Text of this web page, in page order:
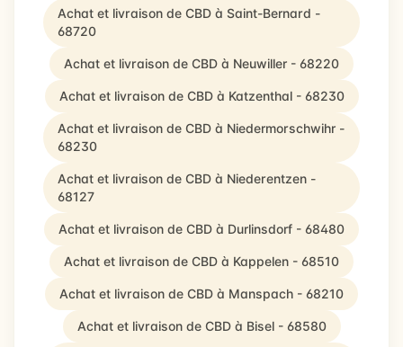
Achat et livraison de CBD à Saint-Bernard -
68720
Achat et livraison de CBD à Neuwiller - 68220
Achat et livraison de CBD à Katzenthal - 68230
Achat et livraison de CBD à Niedermorschwihr -
68230
Achat et livraison de CBD à Niederentzen -
68127
Achat et livraison de CBD à Durlinsdorf - 68480
Achat et livraison de CBD à Kappelen - 68510
Achat et livraison de CBD à Manspach - 68210
Achat et livraison de CBD à Bisel - 68580